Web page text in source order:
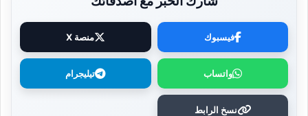
فيسبوك منصة X
واتساب تيليجرام
نسخ الرابط